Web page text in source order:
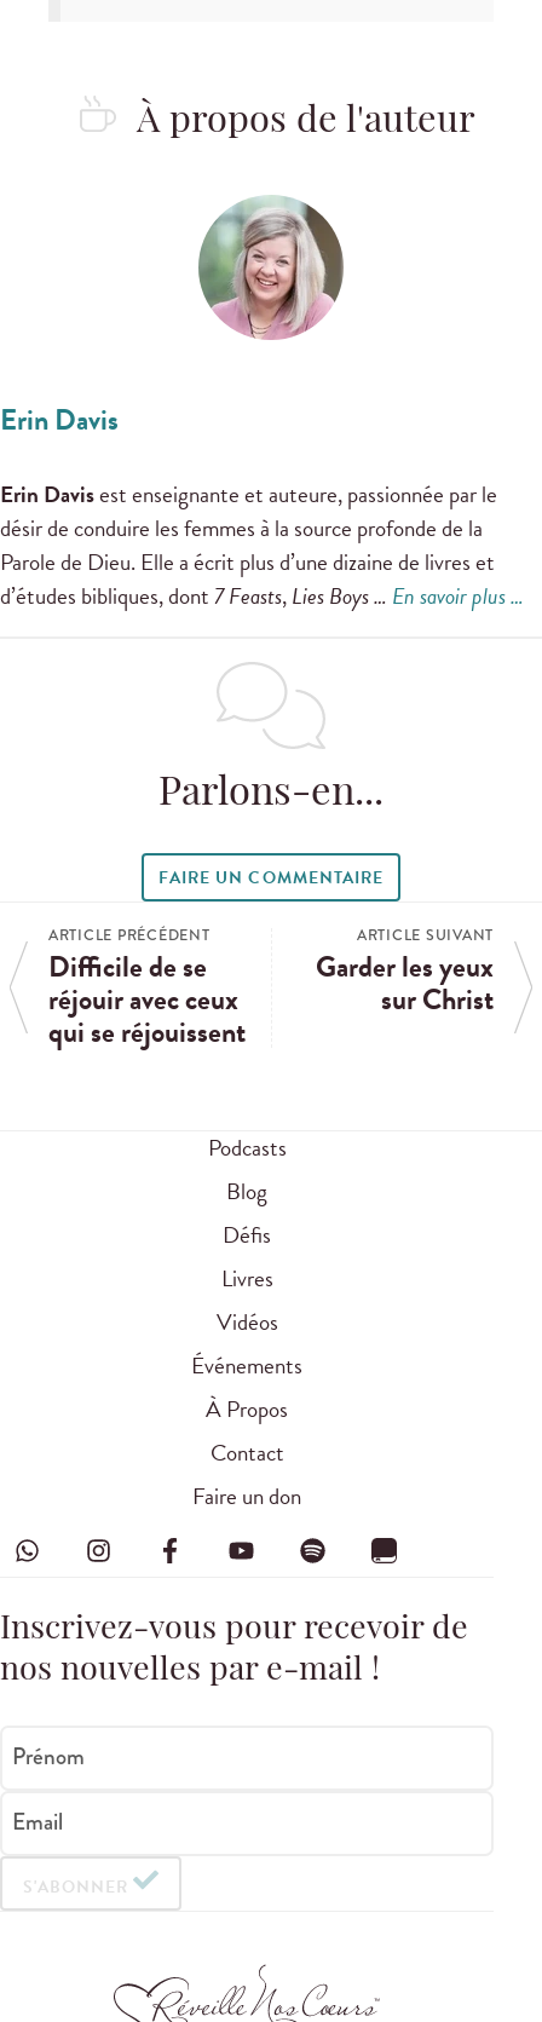
À propos de l'auteur
Erin Davis
Erin Davisest enseignante et auteure, passionnée par le
désir de conduire les femmes à la source profonde de la
Parole de Dieu. Elle a écrit plus d’une dizaine de livres et
d’études bibliques, dont7 Feasts,Lies Boys … En savoir plus …
Parlons-en...
FAIRE UN COMMENTAIRE
ARTICLE PRÉCÉDENT
Difficile de se
réjouir avec ceux
qui se réjouissent
ARTICLE SUIVANT
Garder les yeux
sur Christ
Podcasts
Blog
Défis
Livres
Vidéos
Événements
À Propos
Contact
Faire un don
Inscrivez-vous pour recevoir de
nos nouvelles par e-mail !
Prénom
Email
S'ABONNER